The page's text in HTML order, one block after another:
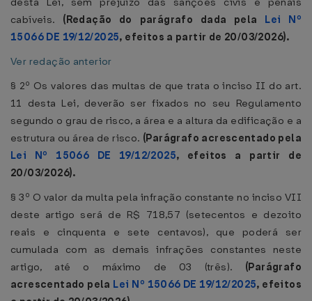
cabíveis. (Redação do parágrafo dada pela Lei Nº
15066 DE 19/12/2025, efeitos a partir de 20/03/2026).
Ver redação anterior
§ 2º Os valores das multas de que trata o inciso II do art.
11 desta Lei, deverão ser fixados no seu Regulamento
segundo o grau de risco, a área e a altura da edificação e a
estrutura ou área de risco. (Parágrafo acrescentado pela
Lei Nº 15066 DE 19/12/2025, efeitos a partir de
20/03/2026).
§ 3º O valor da multa pela infração constante no inciso VII
deste artigo será de R$ 718,57 (setecentos e dezoito
reais e cinquenta e sete centavos), que poderá ser
cumulada com as demais infrações constantes neste
artigo, até o máximo de 03 (três). (Parágrafo
acrescentado pela Lei Nº 15066 DE 19/12/2025, efeitos